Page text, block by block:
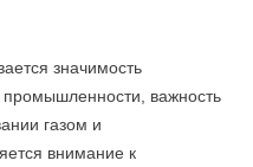
значимость
промышленности, важность
газом и
внимание к